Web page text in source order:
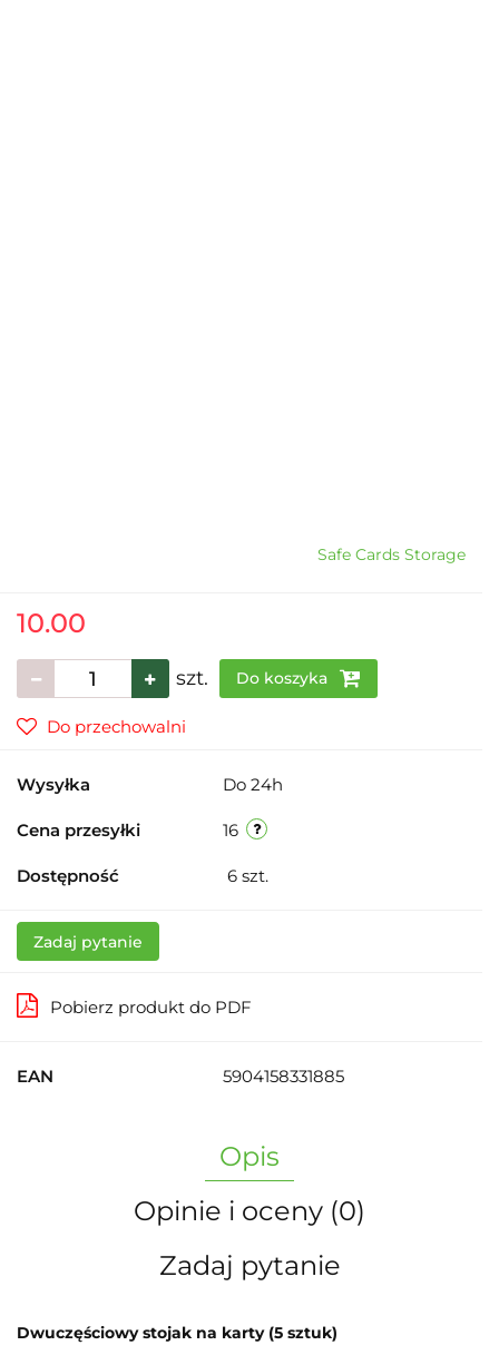
Safe Cards Storage
10.00
szt. Do koszyka
Do przechowalni
Wysyłka Do 24h
Cena przesyłki 16
Dostępność 6 szt.
Zadaj pytanie
Pobierz produkt do PDF
EAN 5904158331885
Opis
Opinie i oceny (0)
Zadaj pytanie
Dwuczęściowy stojak na karty (5 sztuk)